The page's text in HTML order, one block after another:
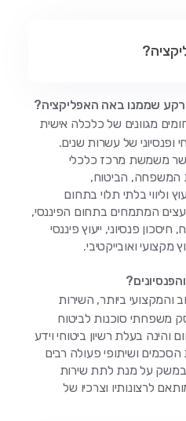
שממנו באה האפליקציה?
מגוונים של כלכלה אישית
ופנסיוני של עשרות שנים.
משמשת מרכז כלכלי
המשפחה, הביטוח,
בלתי תלוי בתחום
המתמחים בתחום הפיננסי,
פנסיוני, ייעוץ פיננסי
מקצועי ואובייקטיבי.
ביותר, השירות
משפחתי סוכנות לביטוח
והינה בעלת רשיון ביטוחי וידע
ושיתופי פעולה רבים
במשק על מנת לתת שירות
לרצונותיו וצרכיו של